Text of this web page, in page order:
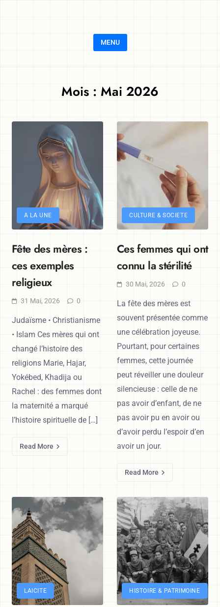
MENU
Mois : Mai 2026
A LA UNE
Fête des mères :
ces exemples
religieux
31 Mai, 2026 0
Judaïsme • Christianisme
• Islam Ces mères qui ont
changé l’histoire des
religions Marie, Hajar,
Yokébed, Khadija ou
Rachel : des femmes dont
la maternité a marqué
l’histoire spirituelle de […]
Read More
CULTURE & SOCIETE
Ces femmes qui ont
connu la stérilité
30 Mai, 2026 0
La fête des mères est
souvent présentée comme
une célébration joyeuse.
Pourtant, pour certaines
femmes, cette journée
peut réveiller une douleur
silencieuse : celle de ne
pas avoir d’enfant, de ne
pas avoir pu en avoir ou
d’avoir perdu l’espoir d’en
avoir un jour.
Read More
LAICITE HISTOIRE & PATRIMOINE